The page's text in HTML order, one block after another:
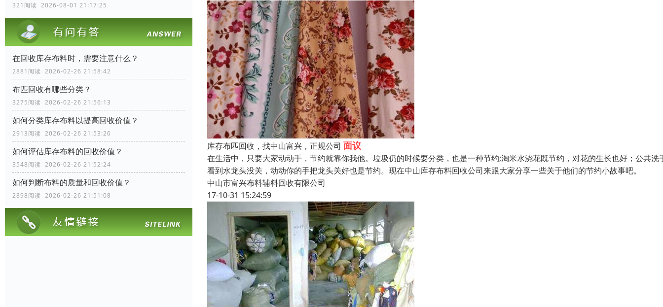
321阅读 2026-08-01 21:17:25
在回收库存布料时，需要注意什么？
2881阅读 2026-02-26 21:58:42
布匹回收有哪些分类？
3275阅读 2026-02-26 21:56:13
如何分类库存布料以提高回收价值？
2913阅读 2026-02-26 21:53:26
如何评估库存布料的回收价值？
3548阅读 2026-02-26 21:52:24
如何判断布料的质量和回收价值？
2898阅读 2026-02-26 21:51:08
库存布匹回收，找中山富兴，正规公司 面议
在生活中，只要大家动动手，节约就靠你我他。垃圾仍的时候要分类，也是一种节约;淘米水浇花既节约，对花的生长也好；公共洗
看到水龙头没关，动动你的手把龙头关好也是节约。现在中山库存布料回收公司来跟大家分享一些关于他们的节约小故事吧。
中山市富兴布料辅料回收有限公司
17-10-31 15:24:59